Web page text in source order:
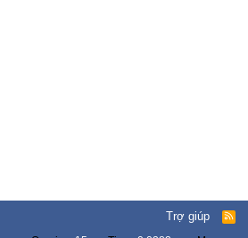
Trợ giúp
R